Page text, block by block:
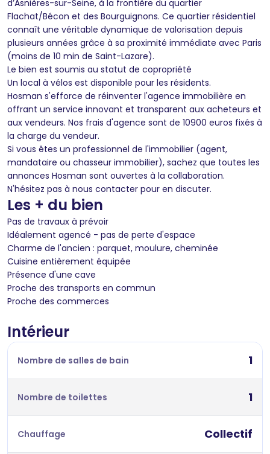
d’Asnières-sur-Seine, à la frontière du quartier
Flachat/Bécon et des Bourguignons. Ce quartier résidentiel
connaît une véritable dynamique de valorisation depuis
plusieurs années grâce à sa proximité immédiate avec Paris
(moins de 10 min de Saint-Lazare).
Le bien est soumis au statut de copropriété
Un local à vélos est disponible pour les résidents.
Hosman s'efforce de réinventer l'agence immobilière en
offrant un service innovant et transparent aux acheteurs et
aux vendeurs. Nos frais d'agence sont de 10900 euros fixés à
la charge du vendeur.
Si vous êtes un professionnel de l'immobilier (agent,
mandataire ou chasseur immobilier), sachez que toutes les
annonces Hosman sont ouvertes à la collaboration.
N'hésitez pas à nous contacter pour en discuter.
Les + du bien
Pas de travaux à prévoir
Idéalement agencé - pas de perte d'espace
Charme de l'ancien : parquet, moulure, cheminée
Cuisine entièrement équipée
Présence d'une cave
Proche des transports en commun
Proche des commerces
Intérieur
Nombre de salles de bain 1
Nombre de toilettes 1
Chauffage Collectif